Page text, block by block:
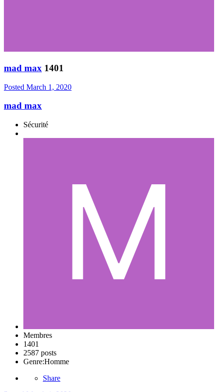
mad max 1401
Posted March 1, 2020
mad max
Sécurité
Membres
1401
2587 posts
Genre:Homme
Share